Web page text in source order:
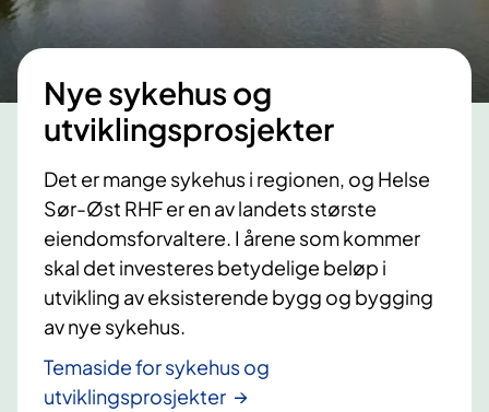
Nye sykehus og
utviklingsprosjekter
Det er mange sykehus i regionen, og Helse
Sør-Øst RHF er en av landets største
eiendomsforvaltere. I årene som kommer
skal det investeres betydelige beløp i
utvikling av eksisterende bygg og bygging
av nye sykehus.
Temaside for sykehus og
utviklingsprosjekter